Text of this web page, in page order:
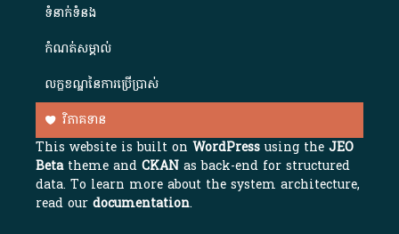
ទំនាក់ទំនង
កំណត់សម្គាល់
លក្ខខណ្ឌនៃការប្រើប្រាស់
វិភាគទាន
This website is built onWordPressusing theJEO
Betatheme andCKAN as back-end for structured
data. To learn more about the system architecture,
read ourdocumentation.